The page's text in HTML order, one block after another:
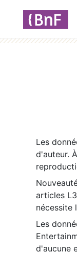
Les
d'auteur.
articles
nécessite
Les
d'aucune